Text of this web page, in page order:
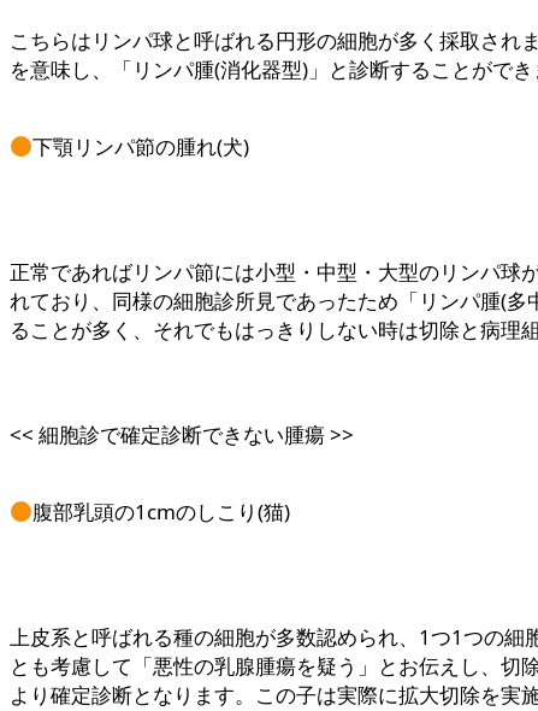
こちらはリンパ球と呼ばれる円形の細胞が多く採取さ
を意味し、「リンパ腫(消化器型)」と診断することができ
下顎リンパ節の腫れ(犬)
正常であればリンパ節には小型・中型・大型のリンパ
れており、同様の細胞診所見であったため「リンパ腫(
ることが多く、それでもはっきりしない時は切除と病理
<< 細胞診で確定診断できない腫瘍 >>
腹部乳頭の1cmのしこり(猫)
上皮系と呼ばれる種の細胞が多数認められ、1つ1つの
とも考慮して「悪性の乳腺腫瘍を疑う」とお伝えし、
より確定診断となります。この子は実際に拡大切除を実